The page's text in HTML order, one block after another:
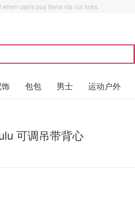
users buy items via our links.
包包 男士 运动户外
可调吊带背心